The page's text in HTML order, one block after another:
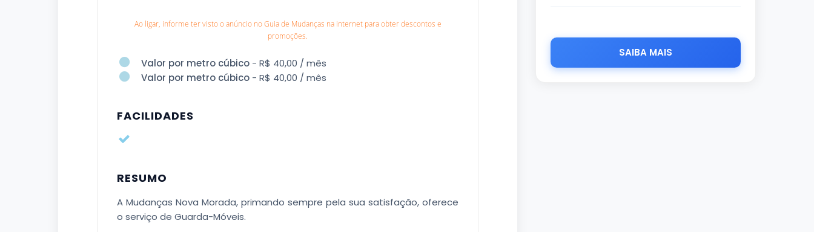
Ao ligar, informe ter visto o anúncio no Guia de Mudanças na internet para obter descontos e
promoções.
Valor por metro cúbico - R$ 40,00 / mês
Valor por metro cúbico - R$ 40,00 / mês
FACILIDADES
RESUMO
A Mudanças Nova Morada, primando sempre pela sua satisfação, oferece
o serviço de Guarda-Móveis.
SAIBA MAIS